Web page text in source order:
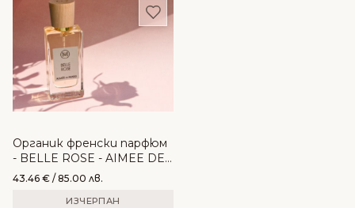
Добави в любими
Органик френски парфюм
- BELLE ROSE - AIMEE DE
MARS
43.46 € / 85.00 лв.
ИЗЧЕРПАН